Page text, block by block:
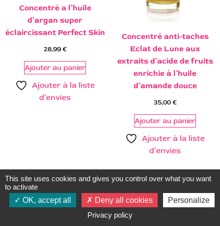
Concentré a l’huile
d’argan super
éclaircissant Perfect Skin
28,99€
Ajouter au panier
Ajouter à la liste
d’envies
Concentré anti-taches
Eclat de Lune aux
extraits d’acide de fruits
enrichie à l’huile
d’amande douce
35,00€
Ajouter au panier
Ajouter à la liste
d’envies
This site uses cookies and gives you control over what you want
to activate
OK, accept all
Deny all cookies
Personalize
Privacy policy